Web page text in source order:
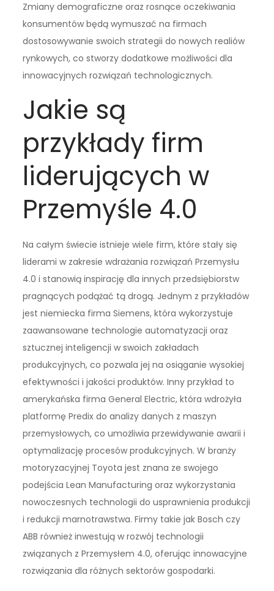
Zmiany demograficzne oraz rosnące oczekiwania
konsumentów będą wymuszać na firmach
dostosowywanie swoich strategii do nowych realiów
rynkowych, co stworzy dodatkowe możliwości dla
innowacyjnych rozwiązań technologicznych.
Jakie są
przykłady firm
liderujących w
Przemyśle 4.0
Na całym świecie istnieje wiele firm, które stały się
liderami w zakresie wdrażania rozwiązań Przemysłu
4.0 i stanowią inspirację dla innych przedsiębiorstw
pragnących podążać tą drogą. Jednym z przykładów
jest niemiecka firma Siemens, która wykorzystuje
zaawansowane technologie automatyzacji oraz
sztucznej inteligencji w swoich zakładach
produkcyjnych, co pozwala jej na osiąganie wysokiej
efektywności i jakości produktów. Inny przykład to
amerykańska firma General Electric, która wdrożyła
platformę Predix do analizy danych z maszyn
przemysłowych, co umożliwia przewidywanie awarii i
optymalizację procesów produkcyjnych. W branży
motoryzacyjnej Toyota jest znana ze swojego
podejścia Lean Manufacturing oraz wykorzystania
nowoczesnych technologii do usprawnienia produkcji
i redukcji marnotrawstwa. Firmy takie jak Bosch czy
ABB również inwestują w rozwój technologii
związanych z Przemysłem 4.0, oferując innowacyjne
rozwiązania dla różnych sektorów gospodarki.